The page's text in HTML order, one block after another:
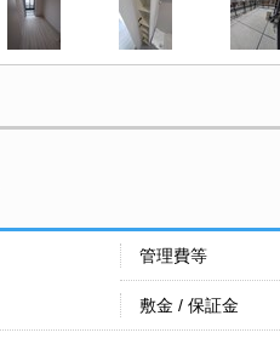
管理費等
敷金 / 保証金